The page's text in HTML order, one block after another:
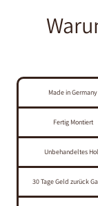
Made in Germany
Fertig Montiert
Unbehandeltes
30 Tage Geld zurück